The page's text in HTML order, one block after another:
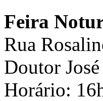
Feira
Rua
Doutor
Horário: